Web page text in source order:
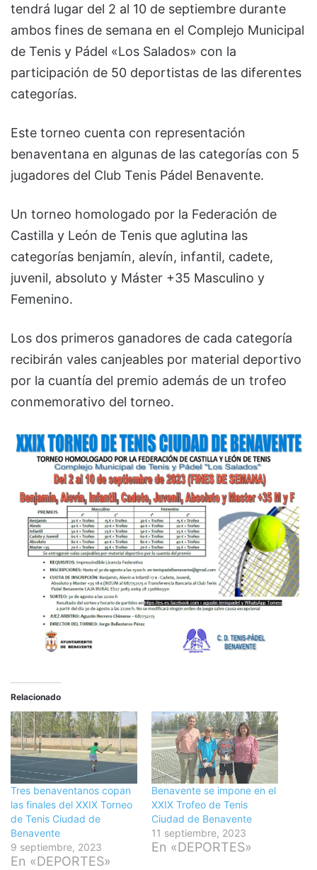
tendrá lugar del 2 al 10 de septiembre durante
ambos fines de semana en el Complejo Municipal
de Tenis y Pádel «Los Salados» con la
participación de 50 deportistas de las diferentes
categorías.
Este torneo cuenta con representación
benaventana en algunas de las categorías con 5
jugadores del Club Tenis Pádel Benavente.
Un torneo homologado por la Federación de
Castilla y León de Tenis que aglutina las
categorías benjamín, alevín, infantil, cadete,
juvenil, absoluto y Máster +35 Masculino y
Femenino.
Los dos primeros ganadores de cada categoría
recibirán vales canjeables por material deportivo
por la cuantía del premio además de un trofeo
conmemorativo del torneo.
Relacionado
Tres benaventanos copan
las finales del XXIX Torneo
de Tenis Ciudad de
Benavente
9 septiembre, 2023
En «DEPORTES»
Benavente se impone en el
XXIX Trofeo de Tenis
Ciudad de Benavente
11 septiembre, 2023
En «DEPORTES»